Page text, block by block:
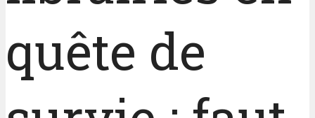
quête de